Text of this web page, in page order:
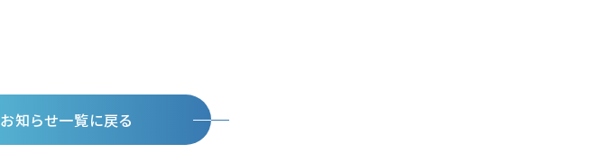
お知らせ一覧に戻る